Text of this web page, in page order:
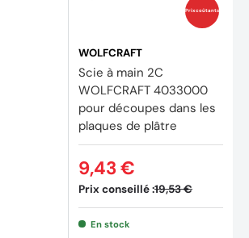
Prix coûtants
WOLFCRAFT
Scie à main 2C
WOLFCRAFT 4033000
pour découpes dans les
plaques de plâtre
Prix conseillé :19,53 €
9,43 €
En stock